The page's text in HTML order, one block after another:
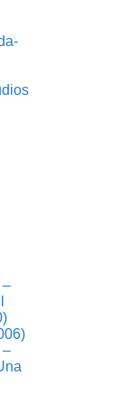
–
–